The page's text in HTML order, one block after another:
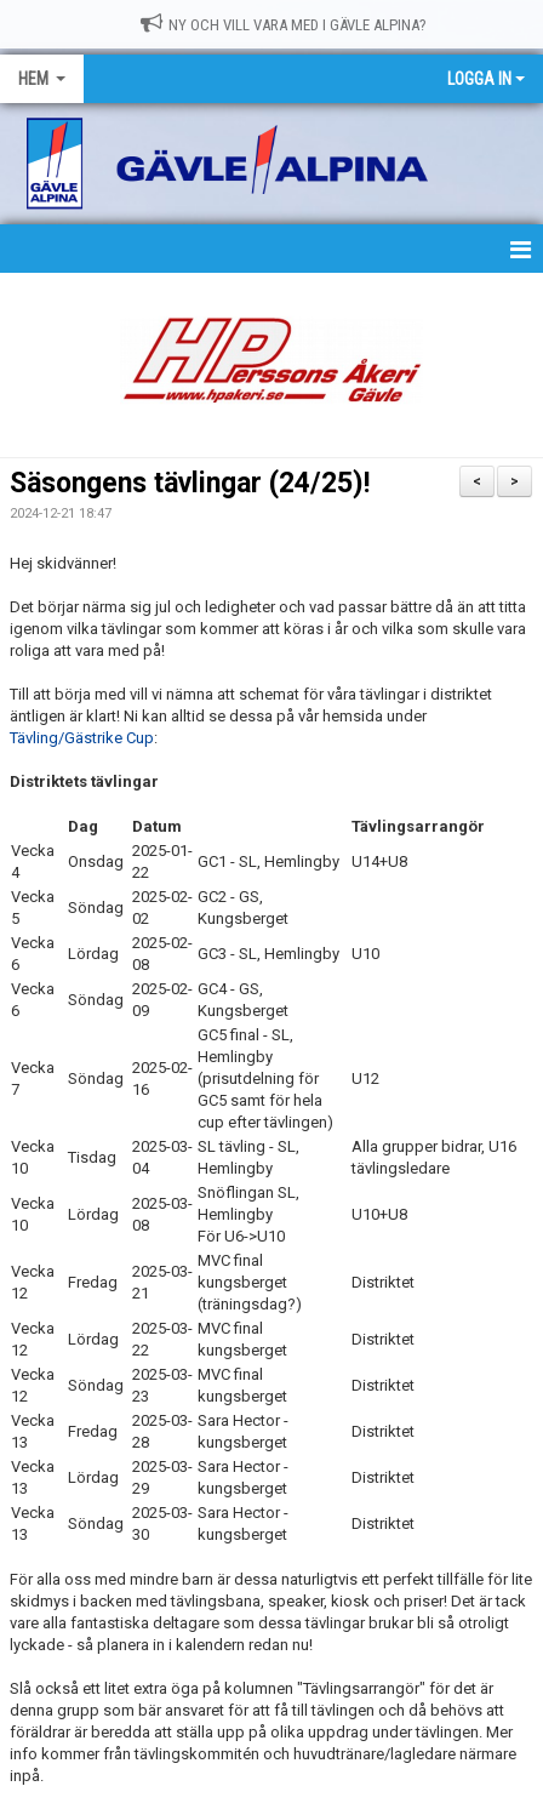
NY OCH VILL VARA MED I GÄVLE ALPINA?
HEM LOGGA IN
TRÄNING
TÄVLING
LÄGER
KONTAKT
WEBBSHOP
SNÖLÄGGNING
KIOSKEN
SARA HECTOR CUP
>
<
Säsongens tävlingar (24/25)!
2024-12-21 18:47
Hej skidvänner!
Det börjar närma sig jul och ledigheter och vad passar bättre då än att titta
igenom vilka tävlingar som kommer att köras i år och vilka som skulle vara
roliga att vara med på!
Till att börja med vill vi nämna att schemat för våra tävlingar i distriktet
äntligen är klart! Ni kan alltid se dessa på vår hemsida under
Tävling/Gästrike Cup:
Distriktets tävlingar
Dag Datum
Tävlingsarrangör
Vecka
4
Onsdag
2025-01-
22
GC1 - SL, Hemlingby
U14+U8
Vecka
5
Söndag
2025-02-
02
GC2 - GS,
Kungsberget
Vecka
6
Lördag
2025-02-
08
GC3 - SL, Hemlingby
U10
Vecka
6
Söndag
2025-02-
09
GC4 - GS,
Kungsberget
Vecka
7
Söndag
2025-02-
16
GC5 final - SL,
Hemlingby
(prisutdelning för
GC5 samt för hela
cup efter tävlingen)
U12
Vecka
10
Tisdag
2025-03-
04
SL tävling - SL,
Hemlingby
Alla grupper bidrar, U16
tävlingsledare
Vecka
10
Lördag
2025-03-
08
Snöflingan SL,
Hemlingby
För U6->U10
U10+U8
Vecka
12
Fredag
2025-03-
21
MVC final
kungsberget
(träningsdag?)
Distriktet
Vecka
12
Lördag
2025-03-
22
MVC final
kungsberget
Distriktet
Vecka
12
Söndag
2025-03-
23
MVC final
kungsberget
Distriktet
Vecka
13
Fredag
2025-03-
28
Sara Hector -
kungsberget
Distriktet
Vecka
13
Lördag
2025-03-
29
Sara Hector -
kungsberget
Distriktet
Vecka
13
Söndag
2025-03-
30
Sara Hector -
kungsberget
Distriktet
För alla oss med mindre barn är dessa naturligtvis ett perfekt tillfälle för lite
skidmys i backen med tävlingsbana, speaker, kiosk och priser! Det är tack
vare alla fantastiska deltagare som dessa tävlingar brukar bli så otroligt
lyckade - så planera in i kalendern redan nu!
Slå också ett litet extra öga på kolumnen "Tävlingsarrangör" för det är
denna grupp som bär ansvaret för att få till tävlingen och då behövs att
föräldrar är beredda att ställa upp på olika uppdrag under tävlingen. Mer
info kommer från tävlingskommitén och huvudtränare/lagledare närmare
inpå.